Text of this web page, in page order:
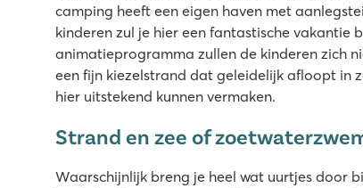
camping heeft een eigen haven met
kinderen zul je hier een fantastische vakantie
animatieprogramma zullen de kinderen zich
een fijn kiezelstrand dat geleidelijk afloopt in
hier uitstekend kunnen vermaken.
Strand en zee of
Waarschijnlijk breng je heel wat uurtjes door